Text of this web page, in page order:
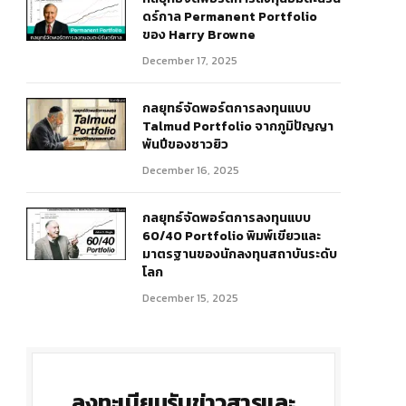
ดร์กาล Permanent Portfolio
ของ Harry Browne
December 17, 2025
กลยุทธ์จัดพอร์ตการลงทุนแบบ
Talmud Portfolio จากภูมิปัญญา
พันปีของชาวยิว
December 16, 2025
กลยุทธ์จัดพอร์ตการลงทุนแบบ
60/40 Portfolio พิมพ์เขียวและ
มาตรฐานของนักลงทุนสถาบันระดับ
โลก
December 15, 2025